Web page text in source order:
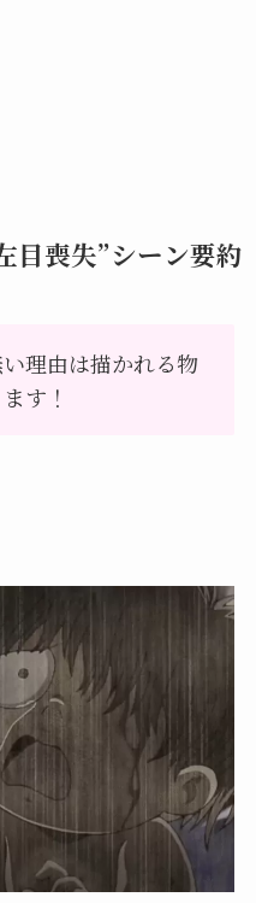
目喪失”シーン要約
理由は描かれる物
す！